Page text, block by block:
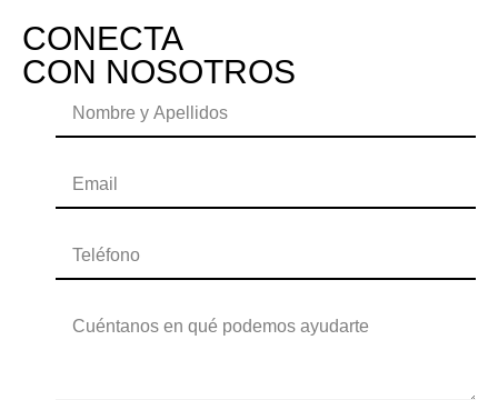
CONECTA
CON NOSOTROS